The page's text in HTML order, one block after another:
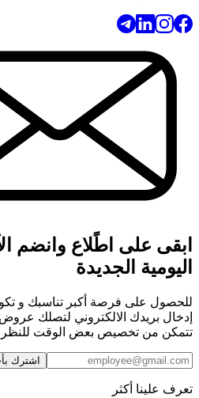
ابقى على اطًلاع وانضم
اليومية الجديدة
للحصول على فرصة أكبر تناسبك و
إدخال بريدك الالكتروني لتصلك
تتمكن من تخصيص بعض الوقت للنظر
اشترك
تعرف علينا أكثر